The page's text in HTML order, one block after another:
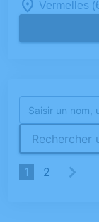
Vermelles
Rechercher
1 2